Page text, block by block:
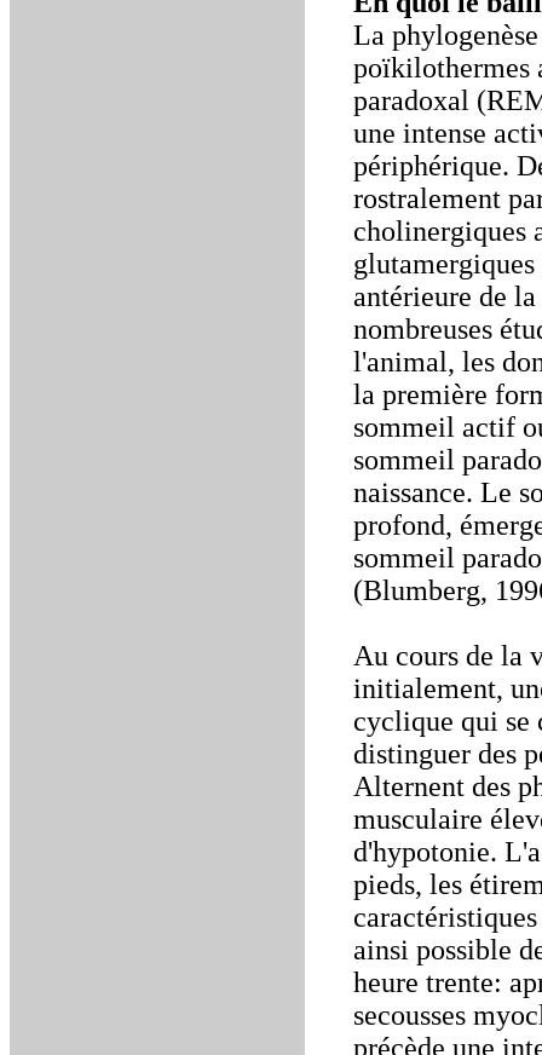
La
poïkilothermes
paradoxal
une intense
périphérique.
rostralement
cholinergiques
antérieure de
nombreuses
l'animal, les
la première
sommeil actif
sommeil
naissance. Le
profond,
sommeil
(Blumberg,
Au cours de la
initialement,
cyclique qui se
distinguer des
Alternent des
musculaire
d'hypotonie.
pieds, les
ainsi possible
heure trente:
secousses
précède une